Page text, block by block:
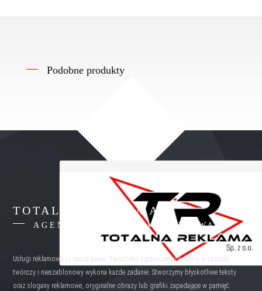
Podobne produkty
TOTALNA REKLAMA
AGENCJA REKLAMY WARSZAWA
Usługi reklamowe to nasza pasja. Tworzymy zgrany zespół, który w sposób
twórczy i nieszablonowy wykona każde zadanie. Stworzymy błyskotliwe teksty
oraz slogany reklamowe, oryginalne obrazy lub grafiki zapadające w pamięć.